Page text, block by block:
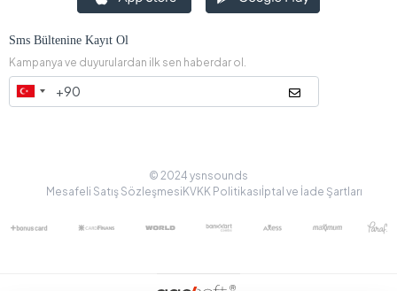
Sms Bültenine Kayıt Ol
Kampanya ve duyurulardan ilk sen haberdar ol.
© 2024 ysnsounds
Mesafeli Satış Sözleşmesi KVKK Politikasıİptal ve İade Şartları